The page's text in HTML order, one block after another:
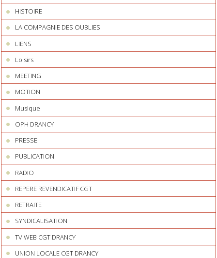
HISTOIRE
LA COMPAGNIE DES OUBLIES
LIENS
Loisirs
MEETING
MOTION
Musique
OPH DRANCY
PRESSE
PUBLICATION
RADIO
REPERE REVENDICATIF CGT
RETRAITE
SYNDICALISATION
TV WEB CGT DRANCY
UNION LOCALE CGT DRANCY